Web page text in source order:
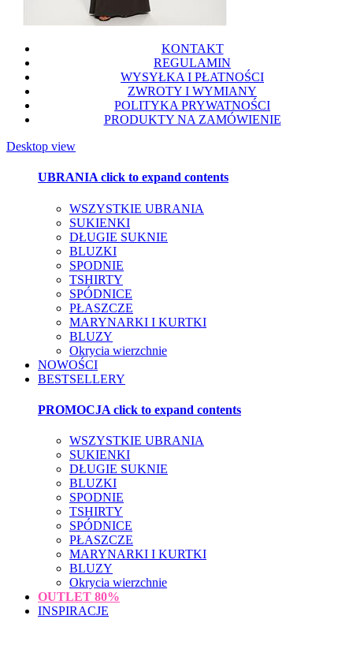
KONTAKT
REGULAMIN
WYSYŁKA I PŁATNOŚCI
ZWROTY I WYMIANY
POLITYKA PRYWATNOŚCI
PRODUKTY NA ZAMÓWIENIE
Desktop view
UBRANIAclick to expand contents
WSZYSTKIE UBRANIA
SUKIENKI
DŁUGIE SUKNIE
BLUZKI
SPODNIE
TSHIRTY
SPÓDNICE
PŁASZCZE
MARYNARKI I KURTKI
BLUZY
Okrycia wierzchnie
NOWOŚCI
BESTSELLERY
PROMOCJA click to expand contents
WSZYSTKIE UBRANIA
SUKIENKI
DŁUGIE SUKNIE
BLUZKI
SPODNIE
TSHIRTY
SPÓDNICE
PŁASZCZE
MARYNARKI I KURTKI
BLUZY
Okrycia wierzchnie
OUTLET 80%
INSPIRACJE